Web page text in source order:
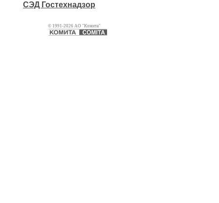
СЭД Гостехнадзор
© 1991-2026 АО "Комита"